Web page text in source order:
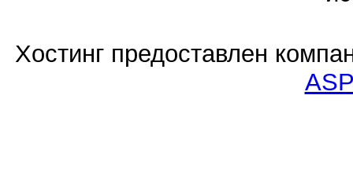
Хостинг предоставлен